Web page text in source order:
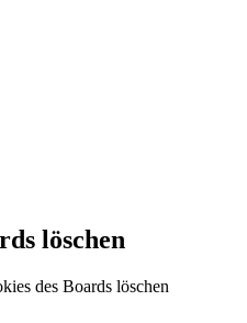
löschen
des Boards löschen